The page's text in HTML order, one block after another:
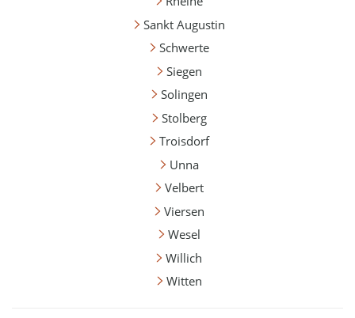
Sankt Augustin
Schwerte
Siegen
Solingen
Stolberg
Troisdorf
Unna
Velbert
Viersen
Wesel
Willich
Witten